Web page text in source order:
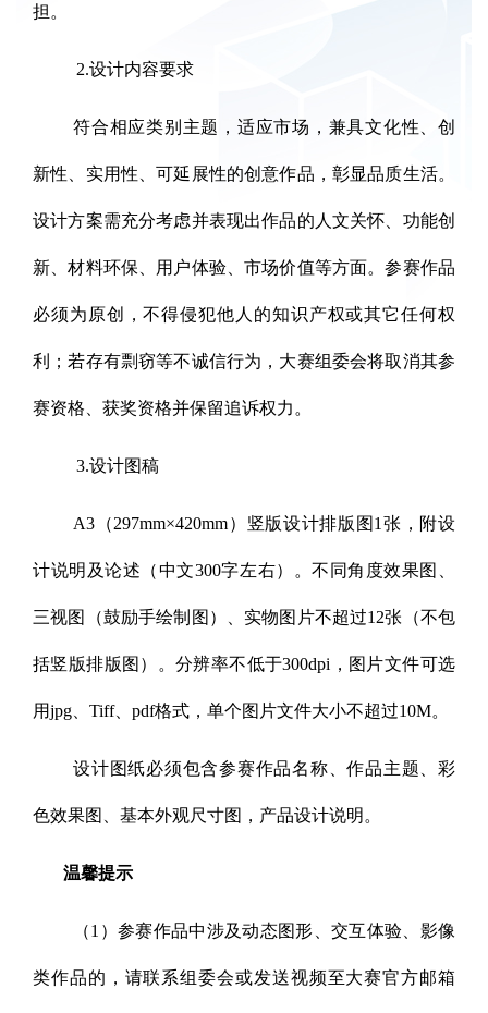
担。
2.设计内容要求
符合相应类别主题，适应市场，兼具文化性、创
新性、实用性、可延展性的创意作品，彰显品质生活。
设计方案需充分考虑并表现出作品的人文关怀、功能创
新、材料环保、用户体验、市场价值等方面。参赛作品
必须为原创，不得侵犯他人的知识产权或其它任何权
利；若存有剽窃等不诚信行为，大赛组委会将取消其参
赛资格、获奖资格并保留追诉权力。
3.设计图稿
A3（297mm×420mm）竖版设计排版图1张，附设
计说明及论述（中文300字左右）。不同角度效果图、
三视图（鼓励手绘制图）、实物图片不超过12张（不包
括竖版排版图）。分辨率不低于300dpi，图片文件可选
用jpg、Tiff、pdf格式，单个图片文件大小不超过10M。
设计图纸必须包含参赛作品名称、作品主题、彩
色效果图、基本外观尺寸图，产品设计说明。
温馨提示
（1）参赛作品中涉及动态图形、交互体验、影像
类作品的，请联系组委会或发送视频至大赛官方邮箱